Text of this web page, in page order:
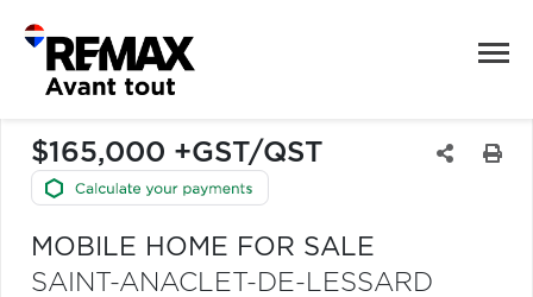
$165,000 +GST/QST
MOBILE HOME FOR SALE
SAINT-ANACLET-DE-LESSARD